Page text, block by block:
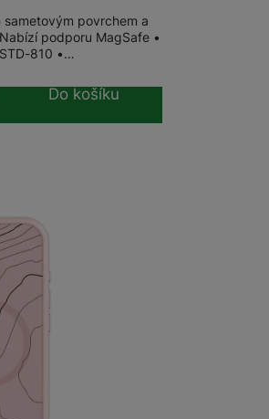
povrchem a
podporu MagSafe •
810 •…
Do košíku